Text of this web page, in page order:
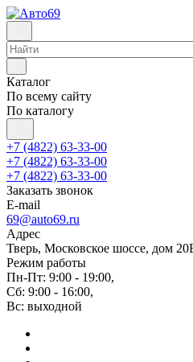
Каталог
По всему сайту
По каталогу
+7 (4822) 63-33-00
+7 (4822) 63-33-00
+7 (4822) 63-33-00
Заказать звонок
E-mail
69@auto69.ru
Адрес
Тверь, Московское шоссе, дом
Режим работы
Пн-Пт: 9:00 - 19:00,
Сб: 9:00 - 16:00,
Вс: выходной